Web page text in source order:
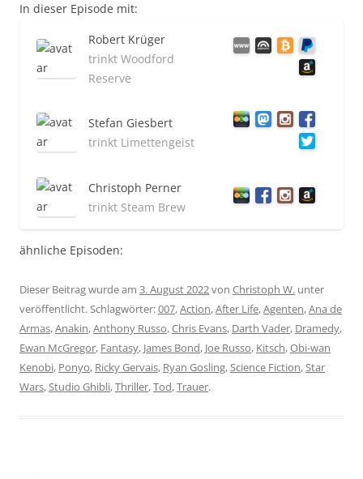
In dieser Episode mit:
Robert Krüger
trinkt Woodford
Reserve
Stefan Giesbert
trinkt Limettengeist
Christoph Perner
trinkt Steam Brew
ähnliche Episoden:
Dieser Beitrag wurde am 3. August 2022von Christoph W. unter
veröffentlicht. Schlagwörter:007,Action,After Life,Agenten,Ana de
Armas,Anakin,Anthony Russo,Chris Evans, Darth Vader, Dramedy,
Ewan McGregor, Fantasy, James Bond, Joe Russo, Kitsch,Obi-wan
Kenobi, Ponyo, Ricky Gervais, Ryan Gosling,Science Fiction,Star
Wars,Studio Ghibli,Thriller,Tod,Trauer.